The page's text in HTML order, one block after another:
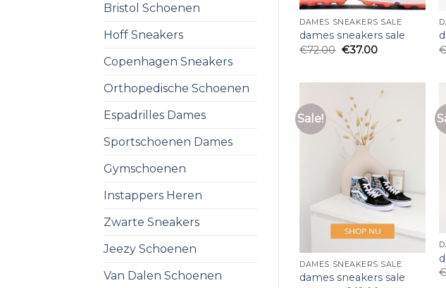
Bristol Schoenen
Hoff Sneakers
Copenhagen Sneakers
Orthopedische Schoenen
Espadrilles Dames
Sportschoenen Dames
Gymschoenen
Instappers Heren
Zwarte Sneakers
Jeezy Schoenen
Van Dalen Schoenen
DAMES SNEAKERS SALE
dames sneakers sale
€72.00 €37.00
Sale!
DAMES SNEAKERS SALE
dames sneakers sale